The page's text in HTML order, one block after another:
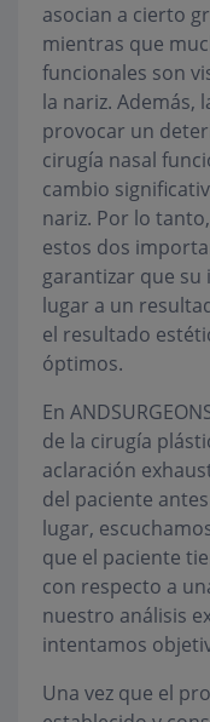
asocian a cierto
mientras que
funcionales son
la nariz. Además,
provocar un
cirugía nasal
cambio
nariz. Por lo
estos dos
garantizar que
lugar a un
el resultado
óptimos.
En
de la cirugía
aclaración
del paciente
lugar,
que el paciente
con respecto a
nuestro análisis
intentamos
Una vez que el